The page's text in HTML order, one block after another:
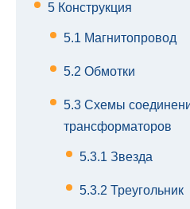
5 Конструкция
5.1 Магнитопровод
5.2 Обмотки
5.3 Схемы
трансформаторов
5.3.1 Звезда
5.3.2 Треугольник